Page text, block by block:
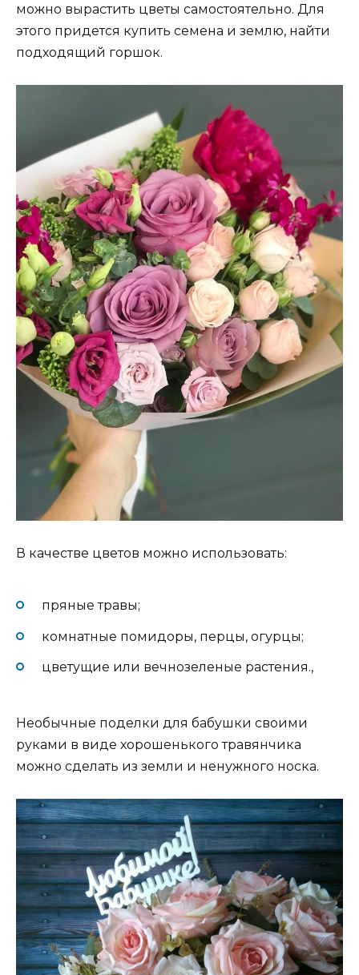
можно вырастить цветы самостоятельно. Для
этого придется купить семена и землю, найти
подходящий горшок.
В качестве цветов можно использовать:
пряные травы;
комнатные помидоры, перцы, огурцы;
цветущие или вечнозеленые растения.,
Необычные поделки для бабушки своими
руками в виде хорошенького травянчика
можно сделать из земли и ненужного носка.